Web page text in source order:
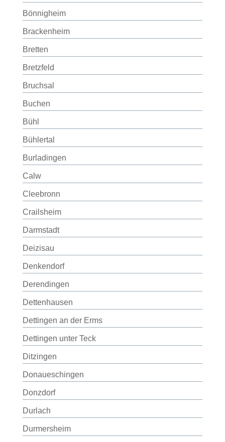
Bönnigheim
Brackenheim
Bretten
Bretzfeld
Bruchsal
Buchen
Bühl
Bühlertal
Burladingen
Calw
Cleebronn
Crailsheim
Darmstadt
Deizisau
Denkendorf
Derendingen
Dettenhausen
Dettingen an der Erms
Dettingen unter Teck
Ditzingen
Donaueschingen
Donzdorf
Durlach
Durmersheim